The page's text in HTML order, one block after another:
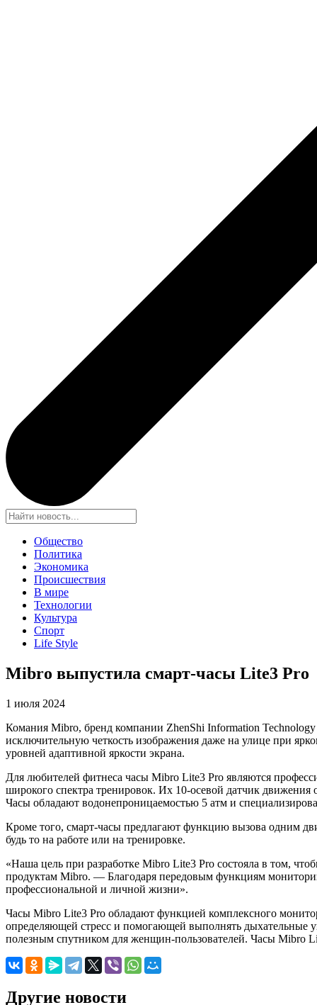
Общество
Политика
Экономика
Происшествия
В мире
Технологии
Культура
Спорт
Life Style
Mibro выпустила смарт-часы Lite3 Pro
1 июля 2024
Комания Mibro, бренд компании ZhenShi Information
исключительную четкость изображения даже на улице при
уровней адаптивной яркости экрана.
Для любителей фитнеса часы Mibro Lite3 Pro являются
широкого спектра тренировок. Их 10-осевой датчик движения
Часы обладают водонепроницаемостью 5 атм и
Кроме того, смарт-часы предлагают функцию вызова одним
будь то на работе или на тренировке.
«Наша цель при разработке Mibro Lite3 Pro состояла в том,
продуктам Mibro. — Благодаря передовым функциям
профессиональной и личной жизни».
Часы Mibro Lite3 Pro обладают функцией комплексного
определяющей стресс и помогающей выполнять дыхательные
полезным спутником для женщин-пользователей. Часы Mibro
Другие новости